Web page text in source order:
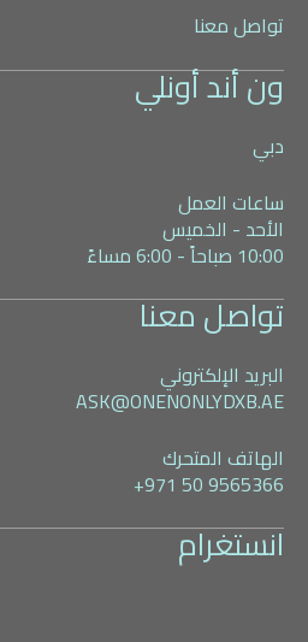
تواصل معنا
ون أند أونلي
دبي
ساعات العمل
الأحد - الخميس
10:00 صباحاً - 6:00 مساءً
تواصل معنا
البريد الإلكتروني
ASK@ONENONLYDXB.AE
الهاتف المتحرك
+971 50 9565366
انستغرام